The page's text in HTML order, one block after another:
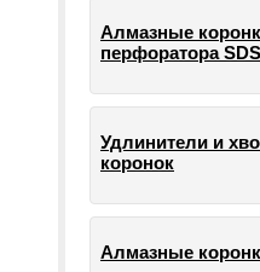
Алмазные
перфоратора
Удлинители и
коронок
Алмазные